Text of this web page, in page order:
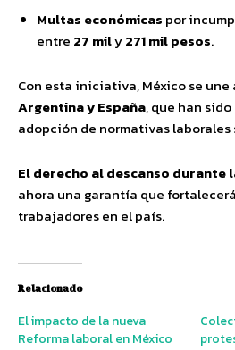
Multas económicas por
entre 27 mily271 mil pesos.
Con esta iniciativa, México se une
Argentina y España, que han
adopción de normativas laborales
El derecho al descanso
ahora una garantía que
trabajadores en el país.
Relacionado
El impacto de la nueva
Reforma laboral en México